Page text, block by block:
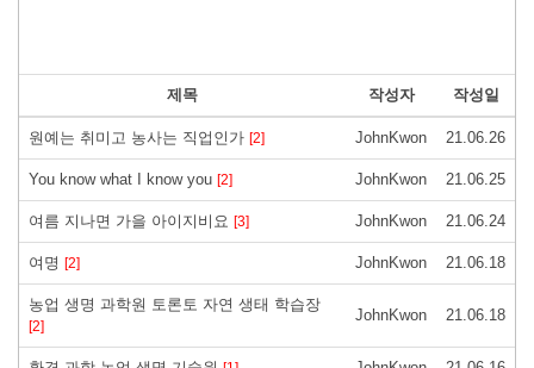
제목 작성자 작성일
원예는 취미고 농사는 직업인가 [2] JohnKwon 21.06.26
You know what I know you [2] JohnKwon 21.06.25
여름 지나면 가을 아이지비요 [3] JohnKwon 21.06.24
여명 [2] JohnKwon 21.06.18
농업 생명 과학원 토론토 자연 생태 학습장
[2]
JohnKwon 21.06.18